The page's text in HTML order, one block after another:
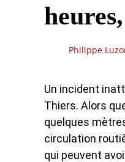
Philippe
Un incident
Thiers. Alors
quelques
circulation
qui peuvent